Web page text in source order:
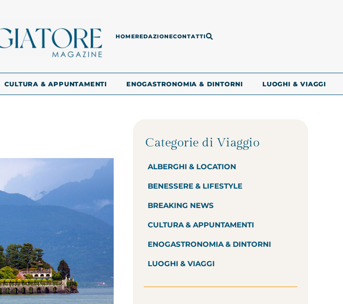
HOMEREDAZIONECONTATTI
CULTURA & APPUNTAMENTI ENOGASTRONOMIA & DINTORNI LUOGHI & VIAGGI
Categorie di Viaggio
ALBERGHI & LOCATION
BENESSERE & LIFESTYLE
BREAKING NEWS
CULTURA & APPUNTAMENTI
ENOGASTRONOMIA & DINTORNI
LUOGHI & VIAGGI